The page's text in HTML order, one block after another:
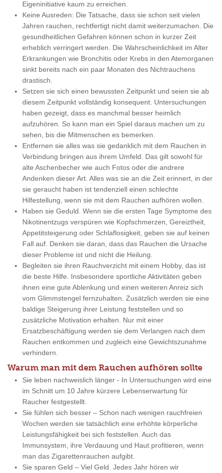
Eigeninitiative kaum zu erreichen.
Keine Ausreden: Die Tatsache, dass sie schon seit vielen
Jahren rauchen, rechtfertigt nicht damit weiterzumachen. Die
gesundheitlichen Gefahren können schon in kurzer Zeit
erheblich verringert werden. Die Wahrscheinlichkeit im Alter
Erkrankungen wie Bronchitis oder Krebs in den Atemorganen
sinkt bereits nach ein paar Monaten des Nichtrauchens
drastisch.
Setzen sie sich einen bewussten Zeitpunkt und seien sie ab
diesem Zeitpunkt vollständig konsequent. Untersuchungen
haben gezeigt, dass es manchmal besser heimlich
aufzuhören. So kann man ein Spiel daraus machen um zu
sehen, bis die Mitmenschen es bemerken.
Entfernen sie alles was sie gedanklich mit dem Rauchen in
Verbindung bringen aus ihrem Umfeld. Das gilt sowohl für
alte Aschenbecher wie auch Fotos oder die andrere
Andenken dieser Art. Alles was sie an die Zeit erinnert, in der
sie geraucht haben ist tendenziell einen schlechte
Hilfestellung, wenn sie mit dem Rauchen aufhören wollen.
Haben sie Geduld. Wenn sie die ersten Tage Symptome des
Nikotinentzugs verspüren wie Kopfschmerzen, Gereiztheit,
Appetitsteigerung oder Schlaflosigkeit, geben sie auf keinen
Fall auf. Denken sie daran, dass das Rauchen die Ursache
dieser Probleme ist und nicht die Heilung.
Begleiten sie ihren Rauchverzicht mit einem Hobby, das ist
die beste Hilfe. Insbesondere sportliche Aktivitäten geben
ihnen eine gute Ablenkung und einen weiteren Anreiz sich
vom Glimmstengel fernzuhalten. Zusätzlich werden sie eine
baldige Steigerung ihrer Leistung feststellen und so
zusätzliche Motivation erhalten. Nur mit einer
Ersatzbeschäftigung werden sie dem Verlangen nach dem
Rauchen entkommen und zugleich eine Gewichtszunahme
verhindern.
Warum man mit dem Rauchen aufhören sollte
Sie leben nachweislich länger - In Untersuchungen wird eine
im Schnitt um 10 Jahre kürzere Lebenserwartung für
Raucher festgestellt.
Sie fühlen sich besser – Schon nach wenigen rauchfreien
Wochen werden sie tatsächlich eine erhöhte körperliche
Leistungsfähigkeit bei sich feststellen. Auch das
Immunsystem, ihre Verdauung und Haut profitieren, wenn
man das Zigarettenrauchen aufgibt.
Sie sparen Geld – Viel Geld. Jedes Jahr hören wir